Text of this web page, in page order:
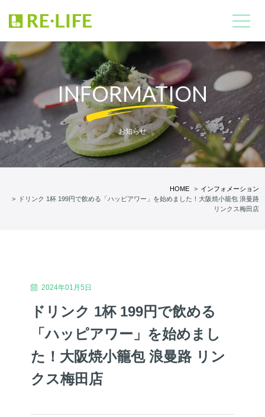
INFORMATION
お知らせ
HOME
インフォメーション
ドリンク 1杯 199円で飲める「ハッピアワー」を始めました！大阪焼小籠包 浪曼路
リンクス梅田店
2024年01月5日
ドリンク 1杯 199円で飲める
「ハッピアワー」を始めまし
た！大阪焼小籠包 浪曼路 リン
クス梅田店